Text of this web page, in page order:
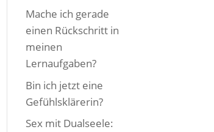
Mache ich gerade
einen Rückschritt in
meinen
Lernaufgaben?
Bin ich jetzt eine
Gefühlsklärerin?
Sex mit Dualseele: